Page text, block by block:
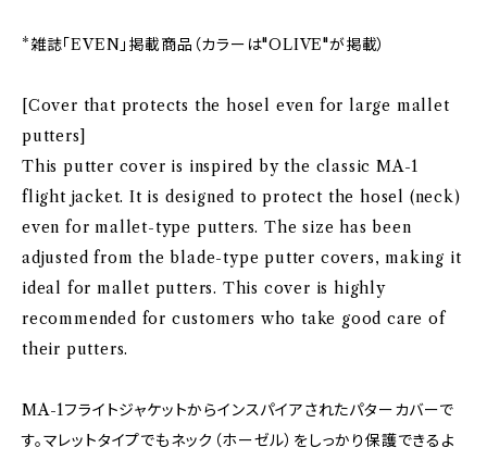
*雑誌「EVEN」掲載商品（カラーは"OLIVE"が掲載）
[Cover that protects the hosel even for large mallet
putters]
This putter cover is inspired by the classic MA-1
flight jacket. It is designed to protect the hosel (neck)
even for mallet-type putters. The size has been
adjusted from the blade-type putter covers, making it
ideal for mallet putters. This cover is highly
recommended for customers who take good care of
their putters.
MA-1フライトジャケットからインスパイアされたパターカバーで
す。マレットタイプでもネック（ホーゼル）をしっかり保護できるよ